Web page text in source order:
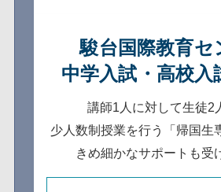
駿台国際教育セ
中学入試・高校入
講師1人に対して生徒2
少人数制授業を行う「帰国生
きめ細かなサポートも受